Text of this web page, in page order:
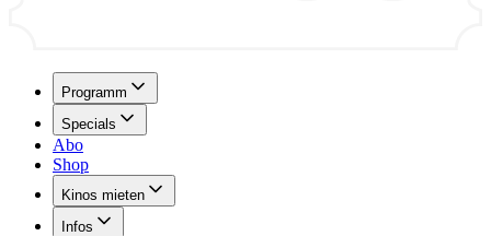
Programm
Specials
Abo
Shop
Kinos mieten
Infos